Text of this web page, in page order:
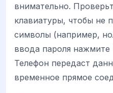
внимательно.
клавиатуры, чтобы не
символы (например,
ввода пароля
Телефон передаст
временное прямое